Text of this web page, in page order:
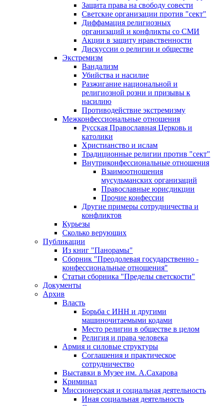
Защита права на свободу совести
Светские организации против "сект"
Диффамация религиозных
организаций и конфликты со СМИ
Акции в защиту нравственности
Дискуссии о религии и обществе
Экстремизм
Вандализм
Убийства и насилие
Разжигание национальной и
религиозной розни и призывы к
насилию
Противодействие экстремизму
Межконфессиональные отношения
Русская Православная Церковь и
католики
Христианство и ислам
Традиционные религии против "сект"
Внутриконфессиональные отношения
Взаимоотношения
мусульманских организаций
Православные юрисдикции
Прочие конфессии
Другие примеры сотрудничества и
конфликтов
Курьезы
Сколько верующих
Публикации
Из книг "Панорамы"
Сборник "Преодолевая государственно -
конфессиональные отношения"
Статьи сборника "Пределы светскости"
Документы
Архив
Власть
Борьба с ИНН и другими
машиночитаемыми кодами
Место религии в обществе в целом
Религия и права человека
Армия и силовые структуры
Соглашения и практическое
сотрудничество
Выставки в Музее им. А.Сахарова
Криминал
Миссионерская и социальная деятельность
Иная социальная деятельность